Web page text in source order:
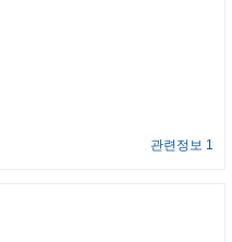
관련정보 1